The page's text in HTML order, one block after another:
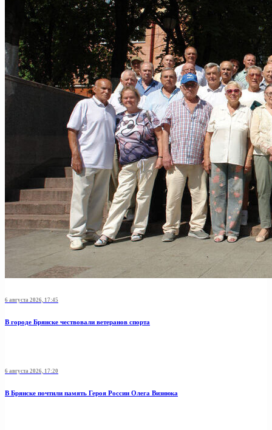
6 августа 2026, 17:45
В городе Брянске чествовали ветеранов спорта
6 августа 2026, 17:20
В Брянске почтили память Героя России Олега Визнюка